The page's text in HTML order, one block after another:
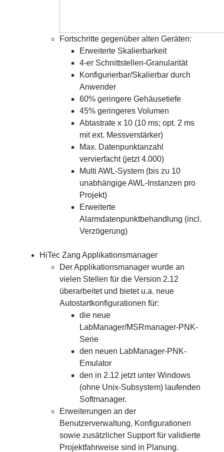
Fortschritte gegenüber alten Geräten:
Erweiterte Skalierbarkeit
4-er Schnittstellen-Granularität
Konfigurierbar/Skalierbar durch
Anwender
60% geringere Gehäusetiefe
45% geringeres Volumen
Abtastrate x 10 (10 ms; opt. 2 ms
mit ext. Messverstärker)
Max. Datenpunktanzahl
vervierfacht (jetzt 4.000)
Multi AWL-System (bis zu 10
unabhängige AWL-Instanzen pro
Projekt)
Erweiterte
Alarmdatenpunktbehandlung (incl.
Verzögerung)
HiTec Zang Applikationsmanager
Der Applikationsmanager wurde an
vielen Stellen für die Version 2.12
überarbeitet und bietet u.a. neue
Autostartkonfigurationen für:
die neue
LabManager/MSRmanager-PNK-
Serie
den neuen LabManager-PNK-
Emulator
den in 2.12 jetzt unter Windows
(ohne Unix-Subsystem) laufenden
Softmanager.
Erweiterungen an der
Benutzerverwaltung, Konfigurationen
sowie zusätzlicher Support für validierte
Projektfahrweise sind in Planung.